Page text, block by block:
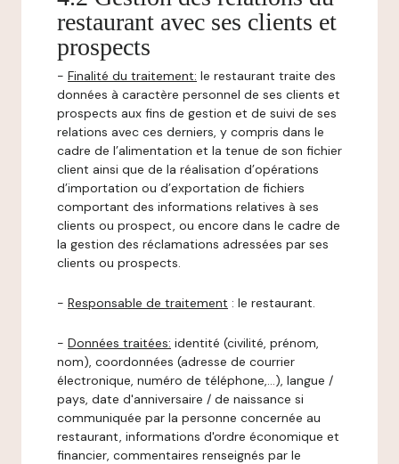
restaurant avec ses clients et
prospects
- Finalité du traitement: le restaurant traite des
données à caractère personnel de ses clients et
prospects aux fins de gestion et de suivi de ses
relations avec ces derniers, y compris dans le
cadre de l’alimentation et la tenue de son fichier
client ainsi que de la réalisation d’opérations
d’importation ou d’exportation de fichiers
comportant des informations relatives à ses
clients ou prospect, ou encore dans le cadre de
la gestion des réclamations adressées par ses
clients ou prospects.
- Responsable de traitement : le restaurant.
- Données traitées: identité (civilité, prénom,
nom), coordonnées (adresse de courrier
électronique, numéro de téléphone,…), langue /
pays, date d'anniversaire / de naissance si
communiquée par la personne concernée au
restaurant, informations d'ordre économique et
financier, commentaires renseignés par le